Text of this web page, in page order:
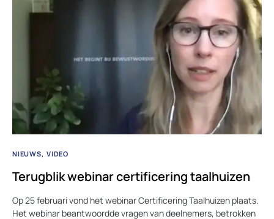
NIEUWS VIDEO
Terugblik webinar certificering taalhuizen
Op 25 februari vond het webinar Certificering Taalhuizen plaats.
Het webinar beantwoordde vragen van deelnemers, betrokken